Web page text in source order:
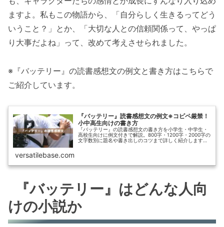
ますよ。私もこの物語から、「自分らしく生きるってどう
いうこと？」とか、「大切な人との信頼関係って、やっぱ
り大事だよね」って、改めて考えさせられました。
※『バッテリー』の読書感想文の例文と書き方はこちらで
ご紹介しています。
『バッテリー』読書感想文の例文※コピペ厳禁！
小中高生向けの書き方
『バッテリー』の読書感想文の書き方を小学生・中学生・
高校生向けに例文付きで解説。800字・1200字・2000字の
文字数別に題名や書き出しのコツまで詳しく紹介します。
versatilebase.com
『バッテリー』はどんな人向
けの小説か